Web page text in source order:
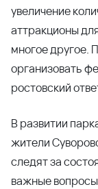
увеличение
аттракционы
многое другое.
организовать
ростовский
В развитии
жители
следят за
важные вопросы